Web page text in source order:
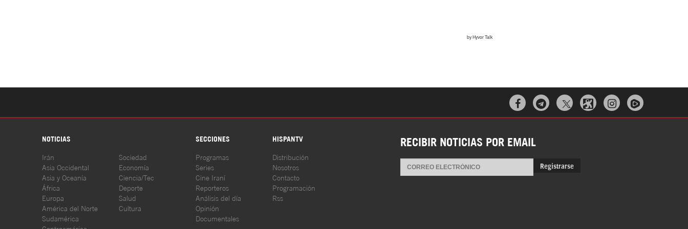
  
NOTICIAS SECCIONES HISPANTV
Irán
Asia Occidental
Asia y Oceanía
África
Europa
América del Norte
Sudamérica
Centroamérica
Sociedad
Economía
Ciencia/Tec
Deporte
Salud
Cultura
Programas
Series
Cine Iraní
Reporteros
Análisis del día
Opinión
Documentales
Distribución
Nosotros
Contacto
Programación
Rss
RECIBIR NOTICIAS POR EMAIL
Registrarse